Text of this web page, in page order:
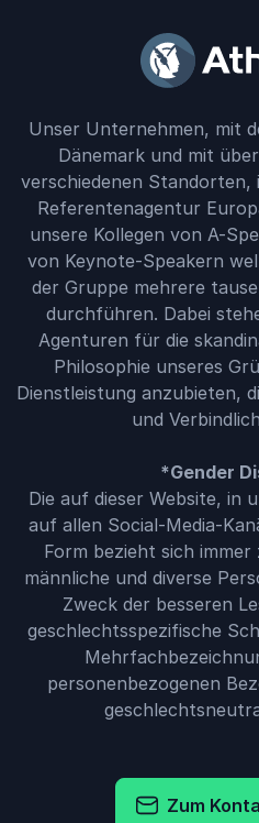
Unser Unternehmen, mit
Dänemark und mit
verschiedenen
Referentenagentur
unsere Kollegen von A-
von Keynote-Speakern
der Gruppe mehrere
durchführen. Dabei
Agenturen für die
Philosophie unseres
Dienstleistung anzubieten,
und
*Gender
Die auf dieser Website, in
auf allen Social-Media-
Form bezieht sich
männliche und diverse
Zweck der besseren
geschlechtsspezifische
personenbezogenen
Zum